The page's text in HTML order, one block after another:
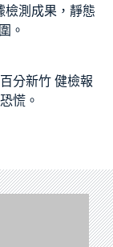
檢測成果，靜態
圍。
分新竹 健檢報
慌。